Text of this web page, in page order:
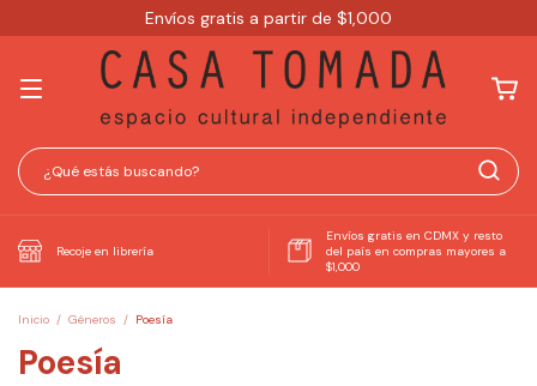
Envíos gratis a partir de $1,000
Recoje en librería
Envíos gratis en CDMX y resto
del país en compras mayores a
$1,000
Inicio / Géneros / Poesía
Poesía